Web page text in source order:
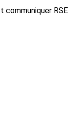
communiquer RSE